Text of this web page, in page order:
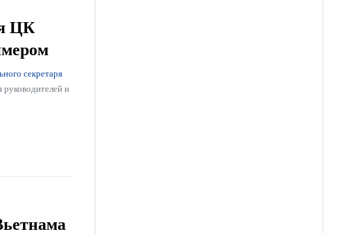
ЦК
секретаря
руководителей и